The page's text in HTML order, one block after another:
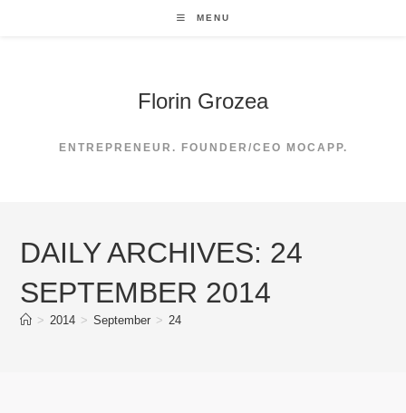
MENU
Florin Grozea
ENTREPRENEUR. FOUNDER/CEO MOCAPP.
DAILY ARCHIVES: 24
SEPTEMBER 2014
> 2014 > September > 24